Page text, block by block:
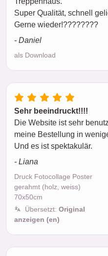
Super Qualität, schnell
Gerne wieder!????????
- Daniel
als Download
Sehr beeindruckt!!!!
Die Website ist sehr
meine Bestellung in
Und es ist spektakulär.
- Liana
Druck Fotocollage Poster
gerahmt (holz, weiss)
70x50cm
Übersetzt: Original
anzeigen (en)